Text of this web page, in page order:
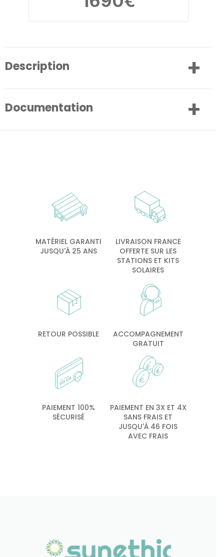
Description
Documentation
MATÉRIEL GARANTI
JUSQU'À 25 ANS
LIVRAISON FRANCE
OFFERTE SUR LES
STATIONS ET KITS
SOLAIRES
RETOUR POSSIBLE
ACCOMPAGNEMENT
GRATUIT
PAIEMENT 100%
SÉCURISÉ
PAIEMENT EN 3X ET 4X
SANS FRAIS ET
JUSQU'À 46 FOIS
AVEC FRAIS